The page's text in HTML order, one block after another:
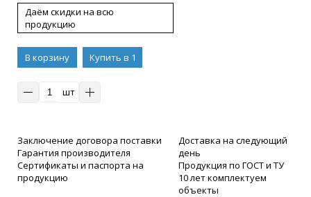
Даём скидки на всю
продукцию
В корзину
Купить в 1
шт
Заключение договора поставки
Гарантия производителя
Сертификаты и паспорта на
продукцию
Доставка на следующий
день
Продукция по ГОСТ и ТУ
10 лет комплектуем
объекты